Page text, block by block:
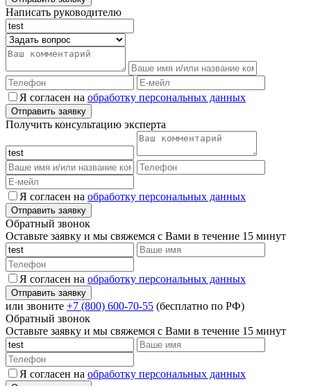
Написать руководителю
Я согласен на обработку персональных данных
Получить консультацию эксперта
Я согласен на обработку персональных данных
Обратный звонок
Оставьте заявку и мы свяжемся с Вами в течение 15 минут
Я согласен на обработку персональных данных
или звоните +7 (800) 600-70-55 (бесплатно по РФ)
Обратный звонок
Оставьте заявку и мы свяжемся с Вами в течение 15 минут
Я согласен на обработку персональных данных